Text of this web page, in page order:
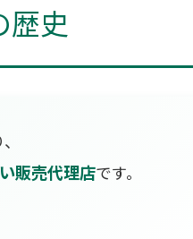
歴史
販売代理店です。